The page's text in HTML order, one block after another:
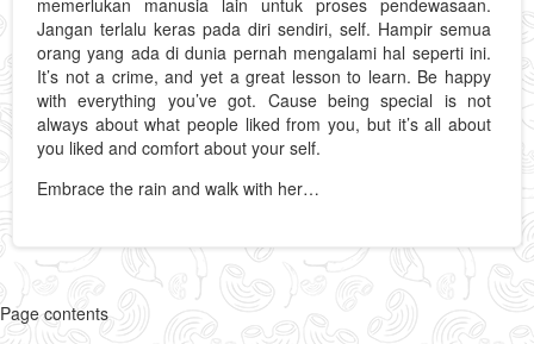
Jangan terlalu keras pada diri sendiri, self. Hampir semua
orang yang ada di dunia pernah mengalami hal seperti ini.
It’s not a crime, and yet a great lesson to learn. Be happy
with everything you’ve got. Cause being special is not
always about what people liked from you, but it’s all about
you liked and comfort about your self.
Embrace the rain and walk with her…
Page contents